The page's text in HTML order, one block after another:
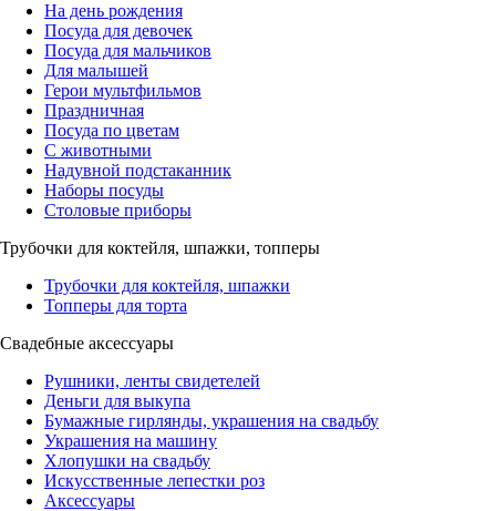
На день рождения
Посуда для девочек
Посуда для мальчиков
Для малышей
Герои мультфильмов
Праздничная
Посуда по цветам
С животными
Надувной подстаканник
Наборы посуды
Столовые приборы
Трубочки для коктейля, шпажки, топперы
Трубочки для коктейля, шпажки
Топперы для торта
Свадебные аксессуары
Рушники, ленты свидетелей
Деньги для выкупа
Бумажные гирлянды, украшения на свадьбу
Украшения на машину
Хлопушки на свадьбу
Искусственные лепестки роз
Аксессуары